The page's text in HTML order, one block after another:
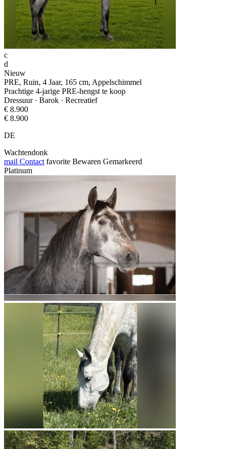
c
d
Nieuw
PRE, Ruin, 4 Jaar, 165 cm, Appelschimmel
Prachtige 4-jarige PRE-hengst te koop
Dressuur · Barok · Recreatief
€ 8.900
€ 8.900
DE
Wachtendonk
mail Contact favorite Bewaren Gemarkeerd
Platinum